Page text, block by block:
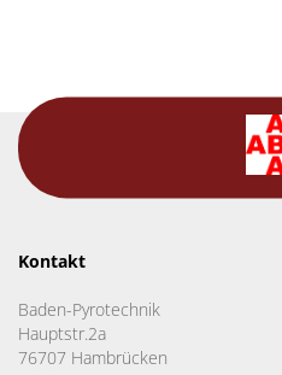
Kontakt
Baden-Pyrotechnik
Hauptstr.2a
76707 Hambrücken